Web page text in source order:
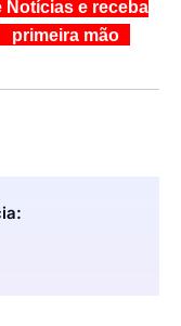
Notícias e receba
primeira mão